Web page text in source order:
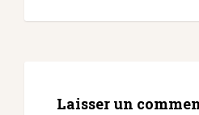
Laisser un